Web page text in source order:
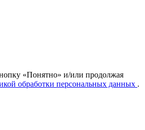
«Понятно» и/или продолжая
обработки персональных данных .